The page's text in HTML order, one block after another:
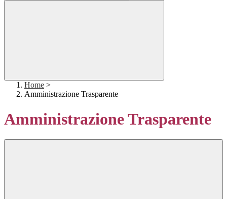
Home >
Amministrazione Trasparente
Amministrazione Trasparente